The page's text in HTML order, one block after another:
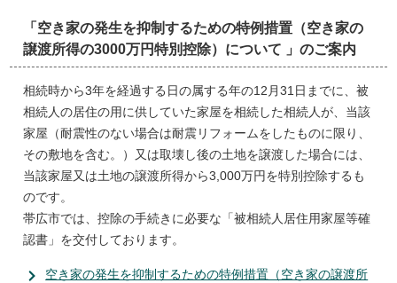
「空き家の発生を抑制するための特例措置（空き家の
譲渡所得の3000万円特別控除）について 」のご案内
相続時から3年を経過する日の属する年の12月31日までに、被
相続人の居住の用に供していた家屋を相続した相続人が、当該
家屋（耐震性のない場合は耐震リフォームをしたものに限り、
その敷地を含む。）又は取壊し後の土地を譲渡した場合には、
当該家屋又は土地の譲渡所得から3,000万円を特別控除するも
のです。
帯広市では、控除の手続きに必要な「被相続人居住用家屋等確
認書」を交付しております。
空き家の発生を抑制するための特例措置（空き家の譲渡所